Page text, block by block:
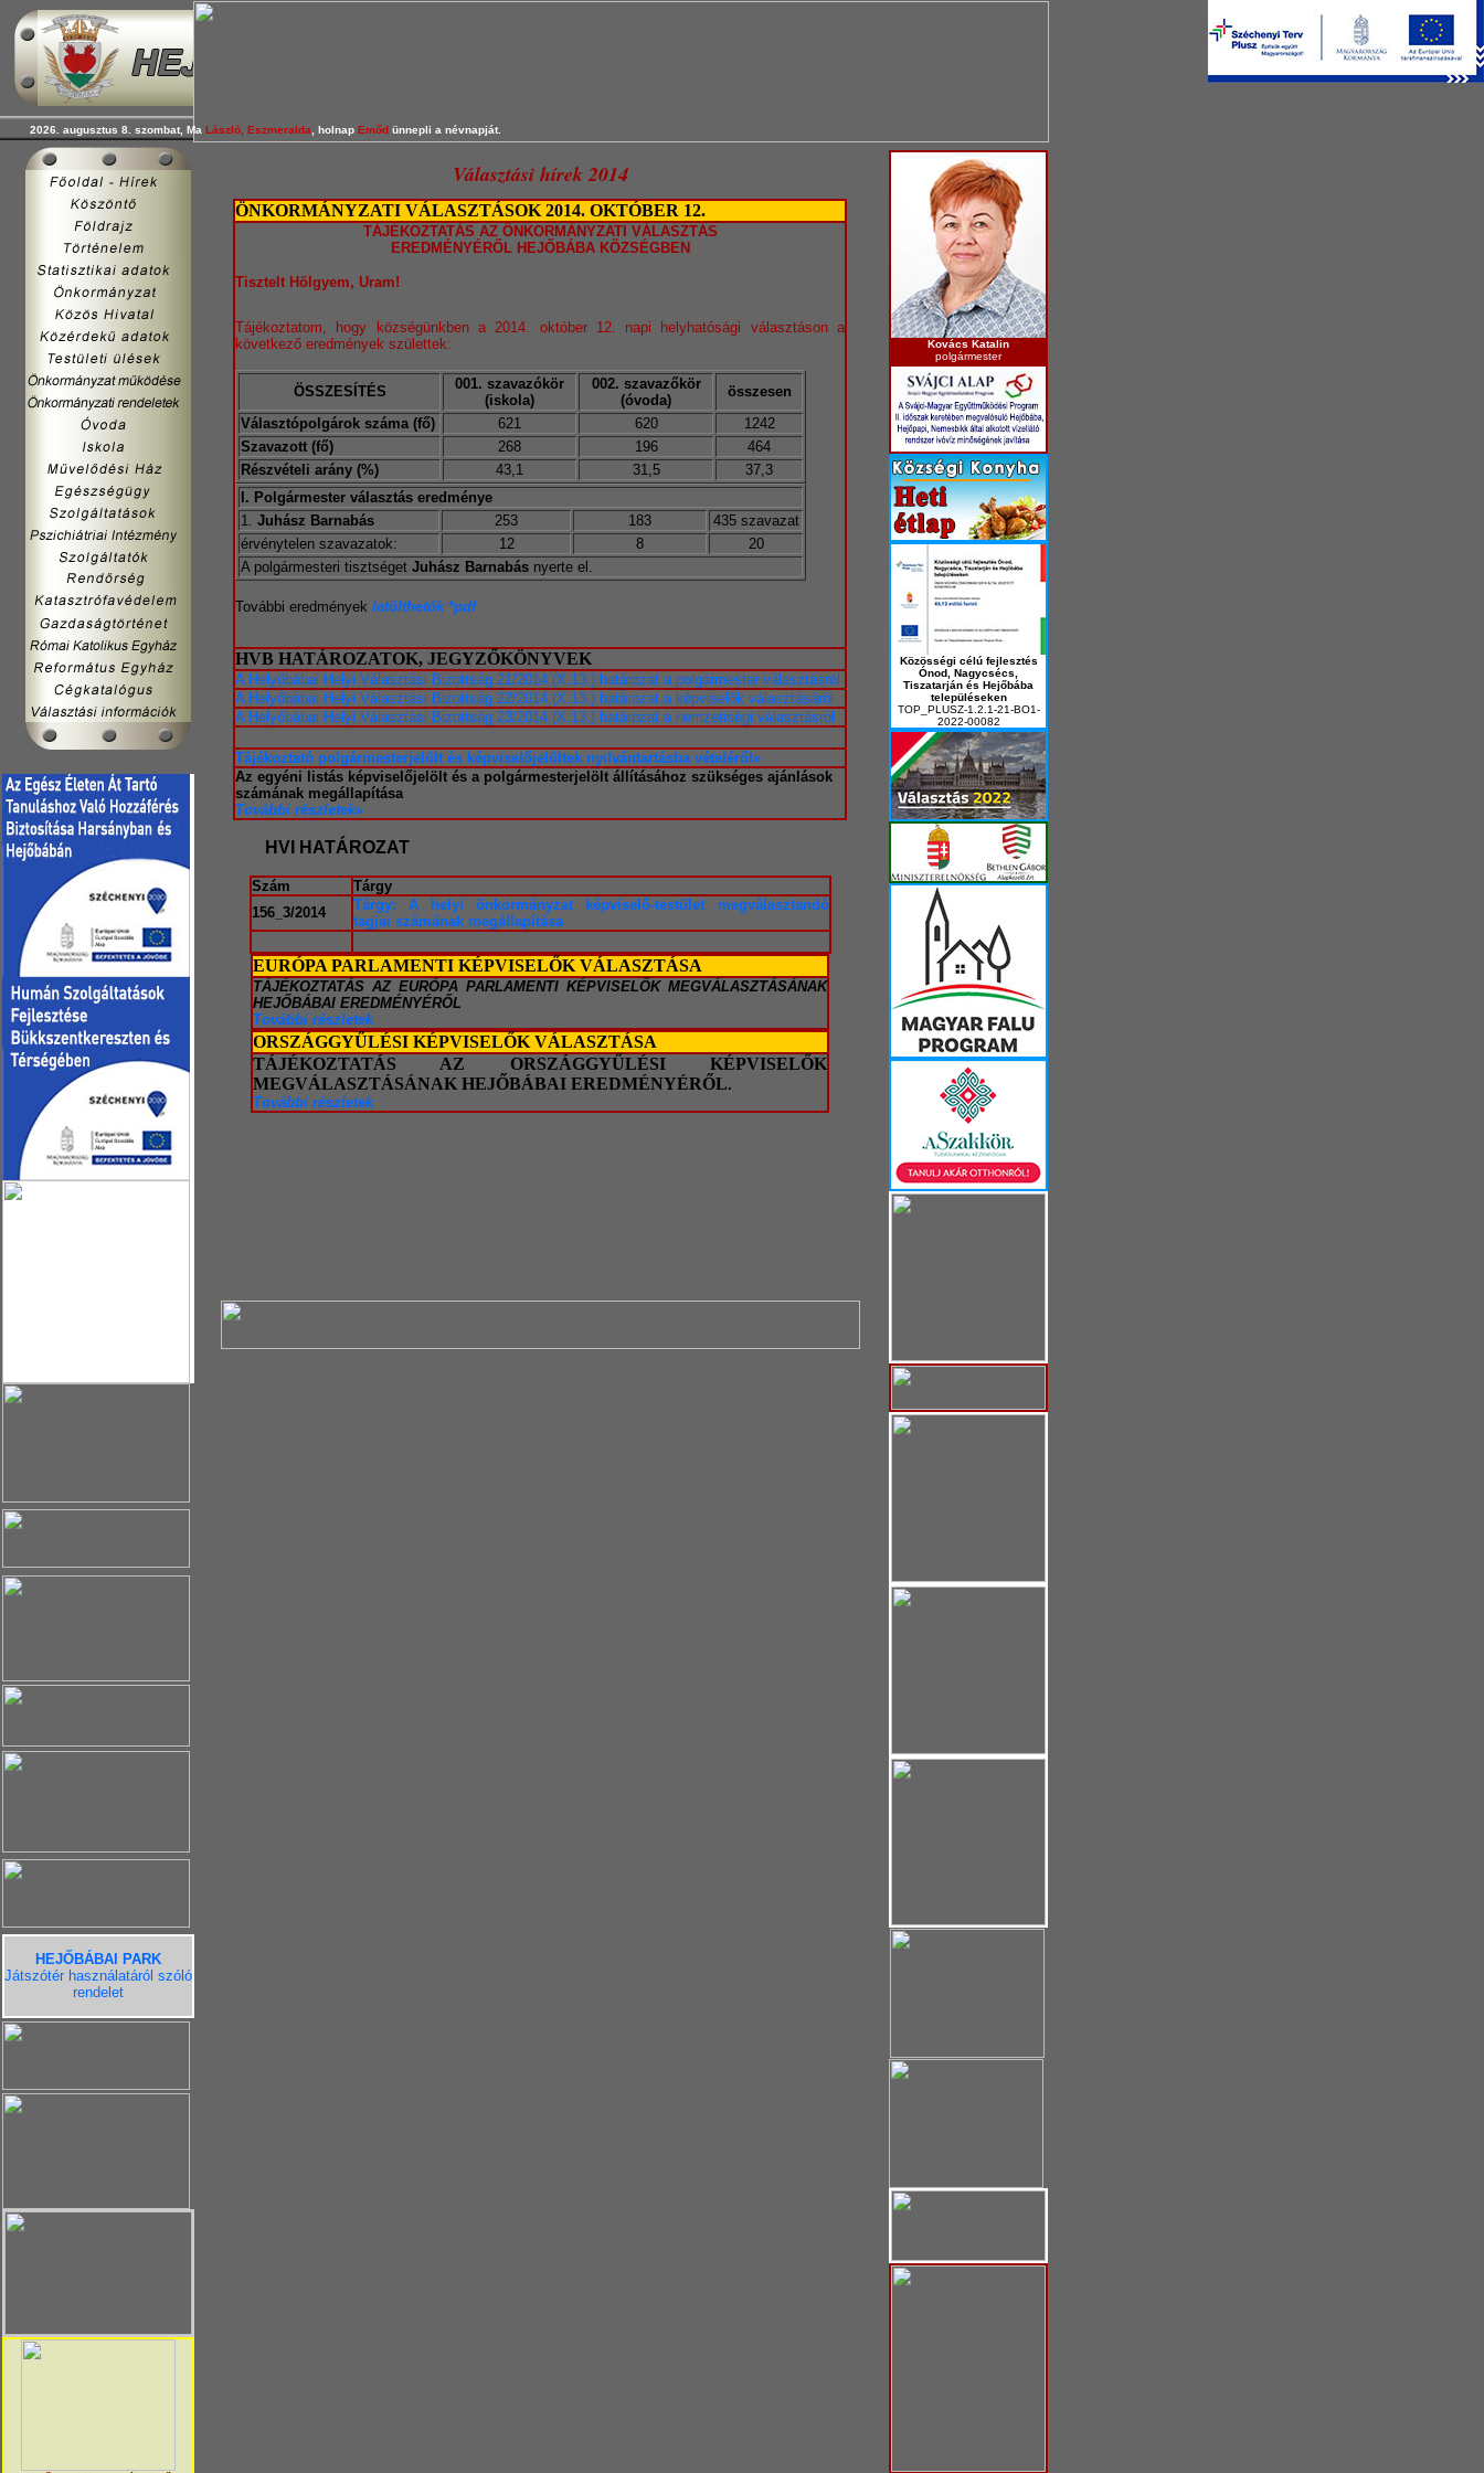
HEJŐBÁBAI PARK
Játszótér használatáról szóló
rendelet
Választási hírek 2014
ÖNKORMÁNYZATI VÁLASZTÁSOK 2014. OKTÓBER 12.
TÁJÉKOZTATÁS AZ ÖNKORMÁNYZATI VÁLASZTÁS
EREDMÉNYÉRŐL HEJŐBÁBA KÖZSÉGBEN
Tisztelt Hölgyem, Uram!
Tájékoztatom, hogy községünkben a 2014. október 12. napi helyhatósági választáson a
következő eredmények születtek:
ÖSSZESÍTÉS
001. szavazókör
(iskola)
002. szavazőkör
(óvoda)
összesen
Választópolgárok száma (fő)
621 620
1242
Szavazott (fő)
268 196
464
Részvételi arány (%)
43,1 31,5
37,3
I. Polgármester választás eredménye
1. Juhász Barnabás 253 183
435 szavazat
érvénytelen szavazatok:
12 8
20
A polgármesteri tisztséget Juhász Barnabás nyerte el.
További eredmények letölthetők *pdf
HVB HATÁROZATOK, JEGYZŐKÖNYVEK
A Helyőbábai Helyi Választási Bizottság 21/2014.(X.13.) határozat a polgármester választásról
A Helyőbábai Helyi Választási Bizottság 22/2014.(X.13.) határozat a képviselők választásáról
A Helyőbábai Helyi Választási Bizottság 23/2014.(X.13.) határozat a nemzetiségi választásról
Tájékoztató polgármesterjelölt és képviselőjelöltek nyilvántartásba vételéről»
Az egyéni listás képviselőjelölt és a polgármesterjelölt állításához szükséges ajánlások
számának megállapítása
További részletek»
HVI HATÁROZAT
Szám
Tárgy
156_3/2014
Tárgy: A helyi önkormányzat képviselő-testület megválasztandó
tagjai számának megállapítása
EURÓPA PARLAMENTI KÉPVISELŐK VÁLASZTÁSA
TÁJÉKOZTATÁS AZ EURÓPA PARLAMENTI KÉPVISELŐK MEGVÁLASZTÁSÁNAK
HEJŐBÁBAI EREDMÉNYÉRŐL
További részletek
ORSZÁGGYŰLÉSI KÉPVISELŐK VÁLASZTÁSA
TÁJÉKOZTATÁS AZ ORSZÁGGYŰLÉSI KÉPVISELŐK
MEGVÁLASZTÁSÁNAK HEJŐBÁBAI EREDMÉNYÉRŐL.
További részletek
Kovács Katalin
polgármester
Közösségi célú fejlesztés
Ónod, Nagycsécs,
Tiszatarján és Hejőbába
településeken
TOP_PLUSZ-1.2.1-21-BO1-
2022-00082
2026. augusztus 8. szombat, Ma László, Eszmeralda , holnap Emőd ünnepli a névnapját.